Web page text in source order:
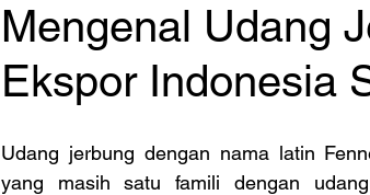
Mengenal Udang
Ekspor Indonesia
Udang jerbung dengan nama latin
yang masih satu famili dengan